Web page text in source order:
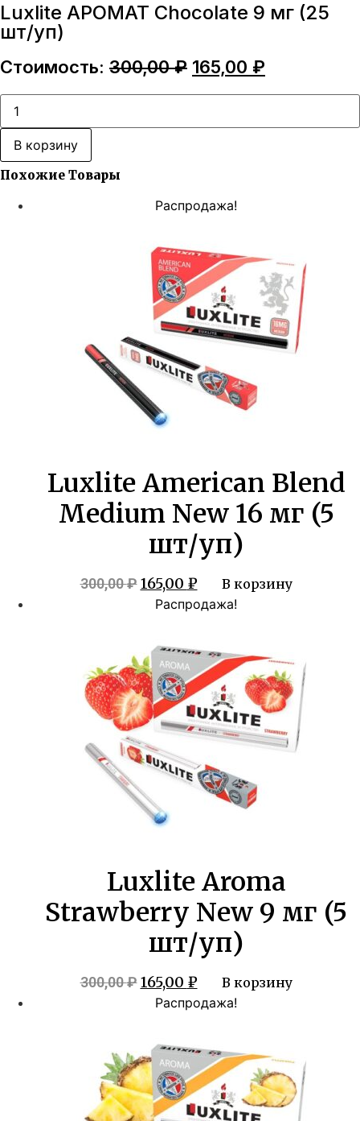
Luxlite АРОМАТ Chocolate 9 мг (25
шт/уп)
Стоимость: 300,00₽ Первоначальная
составляла
165,00 ₽
165,00 ₽.
Количество
товара
Luxlite
АРОМАТ
Chocolate
9
мг
шт/
В корзину
Похожие Товары
Распродажа!
Luxlite American Blend
Medium New 16 мг (5
шт/уп)
300,00₽ Первоначальная
цена
300,00 ₽.
165,00 ₽Текущая
цена:
В корзину
Распродажа!
Luxlite Aroma
Strawberry New 9 мг (5
шт/уп)
300,00₽ Первоначальная
цена
300,00 ₽.
165,00 ₽Текущая
цена:
В корзину
Распродажа!